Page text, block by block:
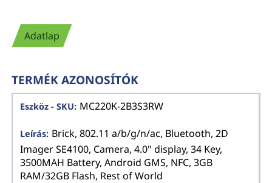
Adatlap
TERMÉK AZONOSÍTÓK
MC220K-2B3S3RW
Brick, 802.11 a/b/g/n/ac, Bluetooth, 2D
Imager SE4100, Camera, 4.0" display, 34 Key,
3500MAH Battery, Android GMS, NFC, 3GB
RAM/32GB Flash, Rest of World